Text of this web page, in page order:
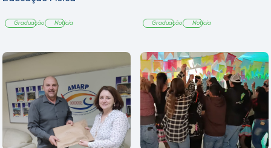
Graduação Notícia Graduação Notícia